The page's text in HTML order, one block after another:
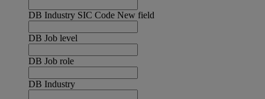
DB Industry SIC Code New field
DB Job level
DB Job role
DB Industry